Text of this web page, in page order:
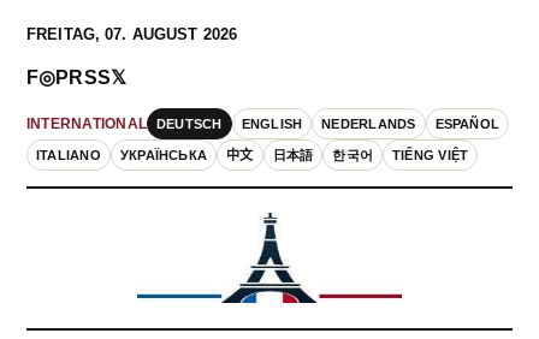
FREITAG, 07. AUGUST 2026
INTERNATIONAL DEUTSCH ENGLISH NEDERLANDS ESPAÑOL
ITALIANO УКРАЇНСЬКА 中文 日本語 한국어 TIẾNG VIỆT
F◎PRSS𝕏